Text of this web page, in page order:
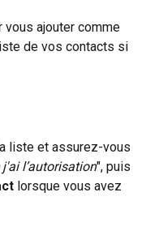
ajouter comme
de vos contacts si
liste et assurez-vous
l’autorisation", puis
lorsque vous avez